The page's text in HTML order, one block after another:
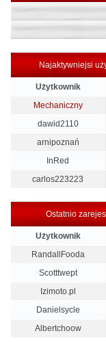
Następna
Najaktywniejsi
Użytkownik
Mechaniczny
dawid2110
arnipoznań
InRed
carlos223223
Ostatnio
Użytkownik
RandallFooda
Scotttwept
Izimoto.pl
Danielsycle
Albertchoow